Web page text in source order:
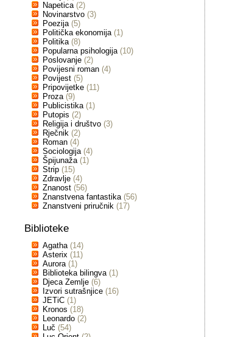
Napetica (2)
Novinarstvo (3)
Poezija (5)
Politička ekonomija (1)
Politika (8)
Popularna psihologija (10)
Poslovanje (2)
Povijesni roman (4)
Povijest (5)
Pripovijetke (11)
Proza (9)
Publicistika (1)
Putopis (2)
Religija i društvo (3)
Rječnik (2)
Roman (4)
Sociologija (4)
Špijunaža (1)
Strip (15)
Zdravlje (4)
Znanost (56)
Znanstvena fantastika (56)
Znanstveni priručnik (17)
Biblioteke
Agatha (14)
Asterix (11)
Aurora (1)
Biblioteka bilingva (1)
Djeca Zemlje (6)
Izvori sutrašnjice (16)
JETiC (1)
Kronos (18)
Leonardo (2)
Luč (54)